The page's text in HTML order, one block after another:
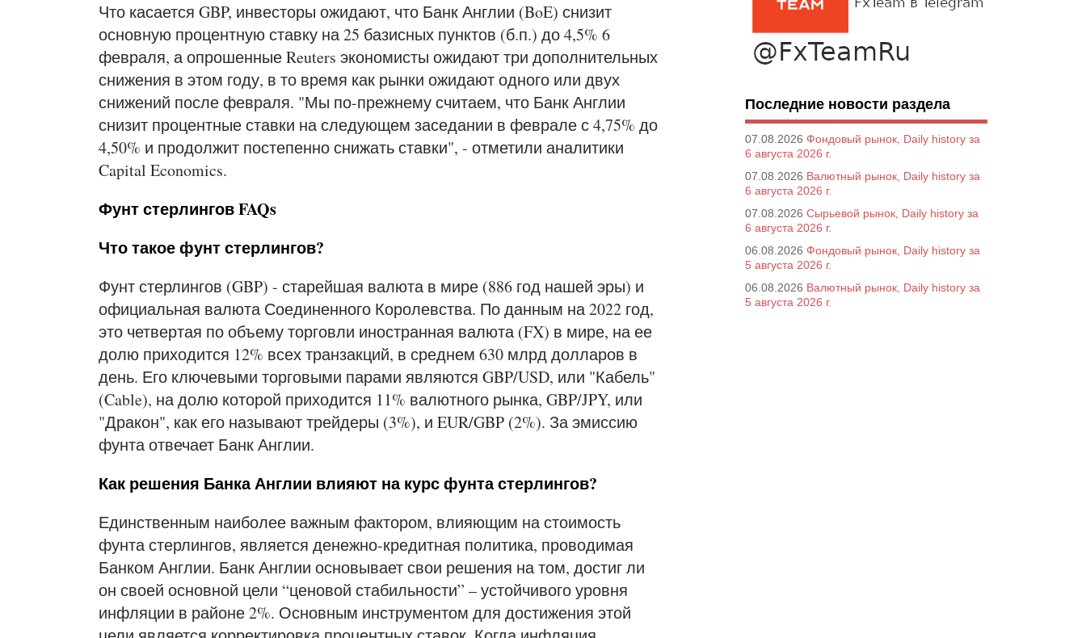
Что касается GBP, инвесторы ожидают, что Банк Англии (BoE) снизит
основную процентную ставку на 25 базисных пунктов (б.п.) до 4,5% 6
февраля, а опрошенные Reuters экономисты ожидают три дополнительных
снижения в этом году, в то время как рынки ожидают одного или двух
снижений после февраля. "Мы по-прежнему считаем, что Банк Англии
снизит процентные ставки на следующем заседании в феврале с 4,75% до
4,50% и продолжит постепенно снижать ставки", - отметили аналитики
Capital Economics.
Фунт стерлингов FAQs
Что такое фунт стерлингов?
Фунт стерлингов (GBP) - старейшая валюта в мире (886 год нашей эры) и
официальная валюта Соединенного Королевства. По данным на 2022 год,
это четвертая по объему торговли иностранная валюта (FX) в мире, на ее
долю приходится 12% всех транзакций, в среднем 630 млрд долларов в
день. Его ключевыми торговыми парами являются GBP/USD, или "Кабель"
(Cable), на долю которой приходится 11% валютного рынка, GBP/JPY, или
"Дракон", как его называют трейдеры (3%), и EUR/GBP (2%). За эмиссию
фунта отвечает Банк Англии.
Как решения Банка Англии влияют на курс фунта стерлингов?
Единственным наиболее важным фактором, влияющим на стоимость
фунта стерлингов, является денежно-кредитная политика, проводимая
Банком Англии. Банк Англии основывает свои решения на том, достиг ли
он своей основной цели “ценовой стабильности” – устойчивого уровня
инфляции в районе 2%. Основным инструментом для достижения этой
Последние новости раздела
07.08.2026 Фондовый рынок, Daily history за
6 августа 2026 г.
07.08.2026 Валютный рынок, Daily history за
6 августа 2026 г.
07.08.2026 Сырьевой рынок, Daily history за
6 августа 2026 г.
06.08.2026 Фондовый рынок, Daily history за
5 августа 2026 г.
06.08.2026 Валютный рынок, Daily history за
5 августа 2026 г.